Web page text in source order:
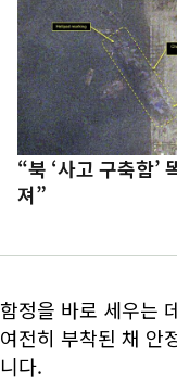
“북 ‘사고 구축함’
져”
함정을 바로 세우는
여전히 부착된 채 안
니다.